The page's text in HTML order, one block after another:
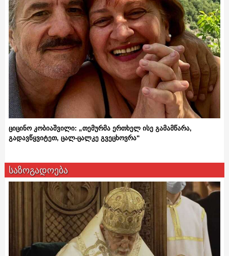
ციცინო კობიაშვილი: „თემურმა ერთხელ ისე გამამწარა,
გადავწყვიტეთ, ცალ-ცალკე გვეცხოვრა“
საზოგადოება